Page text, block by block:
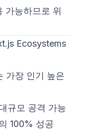
가능하므로 위
Ecosystems
가장 인기 높은
규모 공격 가능
100% 성공